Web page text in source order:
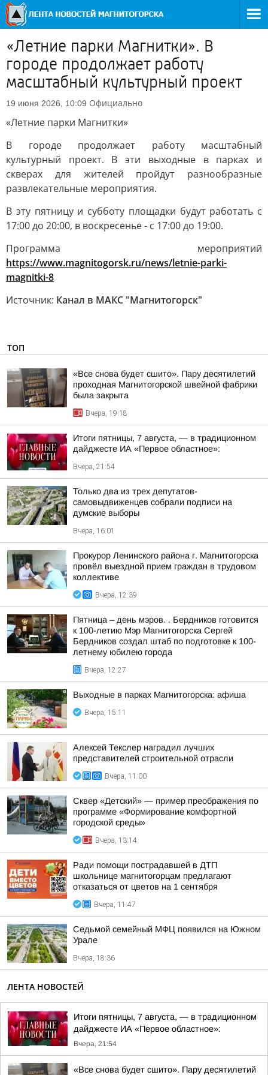
«Летние парки Магнитки». В
городе продолжает работу
масштабный культурный проект
19 июня 2026, 10:09 Официально
«Летние парки Магнитки»
В городе продолжает работу масштабный
культурный проект. В эти выходные в парках и
скверах для жителей пройдут разнообразные
развлекательные мероприятия.
В эту пятницу и субботу площадки будут работать с
17:00 до 20:00, в воскресенье - с 17:00 до 19:00.
Программа мероприятий
https://www.magnitogorsk.ru/news/letnie-parki-
magnitki-8
Источник: Канал в МАКС "Магнитогорск"
ТОП
«Все снова будет сшито». Пару десятилетий
проходная Магнитогорской швейной фабрики
была закрыта
Вчера, 19:18
Итоги пятницы, 7 августа, — в традиционном
дайджесте ИА «Первое областное»:
Вчера, 21:54
Только два из трех депутатов-
самовыдвиженцев собрали подписи на
думские выборы
Вчера, 16:01
Прокурор Ленинского района г. Магнитогорска
провёл выездной прием граждан в трудовом
коллективе
Вчера, 12:39
Пятница – день мэров. . Бердников готовится
к 100-летию Мэр Магнитогорска Сергей
Бердников создал штаб по подготовке к 100-
летнему юбилею города
Вчера, 12:27
Выходные в парках Магнитогорска: афиша
Вчера, 15:11
Алексей Текслер наградил лучших
представителей строительной отрасли
Вчера, 11:00
Сквер «Детский» — пример преображения по
программе «Формирование комфортной
городской среды»
Вчера, 13:14
Ради помощи пострадавшей в ДТП
школьнице магнитогорцам предлагают
отказаться от цветов на 1 сентября
Вчера, 11:47
Седьмой семейный МФЦ появился на Южном
Урале
Вчера, 18:36
ЛЕНТА НОВОСТЕЙ
Итоги пятницы, 7 августа, — в традиционном
дайджесте ИА «Первое областное»:
Вчера, 21:54
«Все снова будет сшито». Пару десятилетий